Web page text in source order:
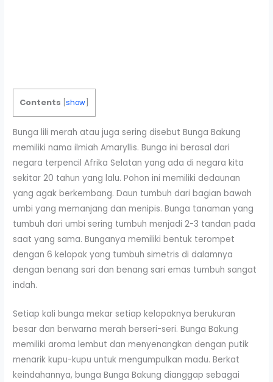
Contents [show
Bunga lili merah atau juga sering disebut Bunga Bakung
memiliki nama ilmiah Amaryllis. Bunga ini berasal dari
negara terpencil Afrika Selatan yang ada di negara kita
sekitar 20 tahun yang lalu. Pohon ini memiliki dedaunan
yang agak berkembang. Daun tumbuh dari bagian bawah
umbi yang memanjang dan menipis. Bunga tanaman yang
tumbuh dari umbi sering tumbuh menjadi 2-3 tandan pada
saat yang sama. Bunganya memiliki bentuk terompet
dengan 6 kelopak yang tumbuh simetris di dalamnya
dengan benang sari dan benang sari emas tumbuh sangat
indah.
Setiap kali bunga mekar setiap kelopaknya berukuran
besar dan berwarna merah berseri-seri. Bunga Bakung
memiliki aroma lembut dan menyenangkan dengan putik
menarik kupu-kupu untuk mengumpulkan madu. Berkat
keindahannya, bunga Bunga Bakung dianggap sebagai